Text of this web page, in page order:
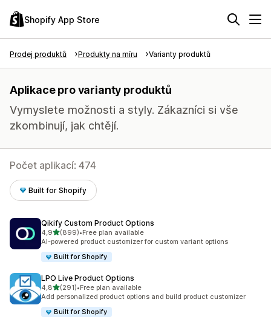
Shopify App Store
Prodej produktů Produkty na míru Varianty produktů
Aplikace pro varianty produktů
Vymyslete možnosti a styly. Zákazníci si vše
zkombinují, jak chtějí.
Počet aplikací: 474
Built for Shopify
Qikify Custom Product Options
4,9z 5 hvězd
(899)
Celkový počet recenzí: 899
•Free plan available
AI-powered product customizer for custom variant options
Built for Shopify
LPO Live Product Options
4,8z 5 hvězd
(291)
Celkový počet recenzí: 291
•Free plan available
Add personalized product options and build product customizer
Built for Shopify